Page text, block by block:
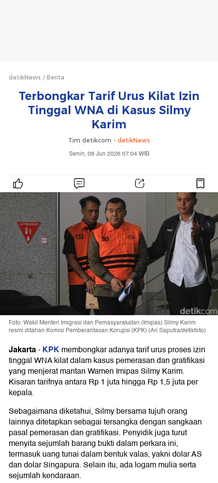
detikNews Berita
Terbongkar Tarif Urus Kilat Izin
Tinggal WNA di Kasus Silmy
Karim
Tim detikcom - detikNews
Senin, 08 Jun 2026 07:04 WIB
Foto: Wakil Menteri Imigrasi dan Pemasyarakatan (Imipas) Silmy Karim
resmi ditahan Komisi Pemberantasan Korupsi (KPK) (Ari Saputra/detikfoto)
Jakarta-KPKmembongkar adanya tarif urus proses izin
tinggal WNA kilat dalam kasus pemerasan dan gratifikasi
yang menjerat mantan Wamen Imipas Silmy Karim.
Kisaran tarifnya antara Rp 1 juta hingga Rp 1,5 juta per
kepala.
Sebagaimana diketahui, Silmy bersama tujuh orang
lainnya ditetapkan sebagai tersangka dengan sangkaan
pasal pemerasan dan gratifikasi. Penyidik juga turut
menyita sejumlah barang bukti dalam perkara ini,
termasuk uang tunai dalam bentuk valas, yakni dolar AS
dan dolar Singapura. Selain itu, ada logam mulia serta
sejumlah kendaraan.